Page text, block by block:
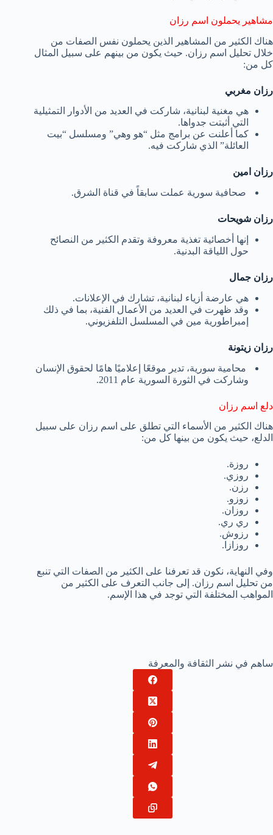
مشاهير يحملون اسم رزان
هناك الكثير من المشاهير الذين يحملون نفس الصفات من
خلال تحليل اسم رزان. حيث يكون من بينهم على سبيل المثال
كل من:
رزان مغربي
هي مغنية لبنانية، شاركت في العديد من الأدوار التمثيلية
التي أثبتت جدواها.
كما أعلنت عن برامج مثل “هو وهي” ومسلسل “بيت
العائلة” الذي شاركت فيه.
رزان امين
صحافية سورية عملت سابقاً في قناة الشرق.
رزان شويحات
إنها أخصائية تغذية معروفة وتقدم الكثير من النصائح
حول اللياقة البدنية.
رزان جمال
هي عارضة أزياء لبنانية، تشارك في الإعلانات.
وقد ظهرت في العديد من الأعمال الفنية، بما في ذلك
إمبراطورية مين في المسلسل التلفزيوني.
رزان زيتونة
محامية سورية، تدير موقعًا إعلاميًا هامًا لحقوق الإنسان
وشاركت في الثورة السورية عام 2011.
دلع اسم رزان
هناك الكثير من الأسماء التي تطلق على اسم رزان على سبيل
الدلع، حيث يكون من بينها كل من:
روزة.
روزي.
رزن.
زوزو.
روزان.
ري ري.
رزوش.
روزازا.
وفي النهاية، نكون قد تعرفنا على الكثير من الصفات التي تنبع
من تحليل اسم رزان. إلى جانب التعرف على الكثير من
المواهب المختلفة التي توجد في هذا الإسم.
ساهم في نشر الثقافة والمعرفة